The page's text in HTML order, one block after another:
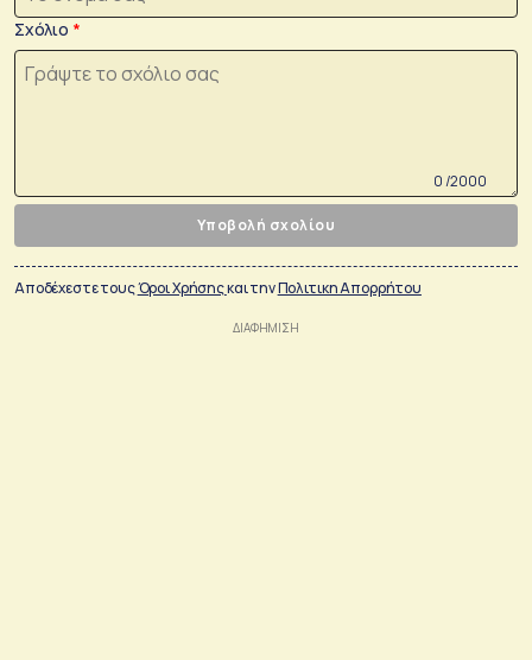
Σχόλιο
0 /2000
Υποβολή σχολίου
Αποδέχεστε τουςΌροι Χρήσηςκαι τηνΠολιτικη Απορρήτου